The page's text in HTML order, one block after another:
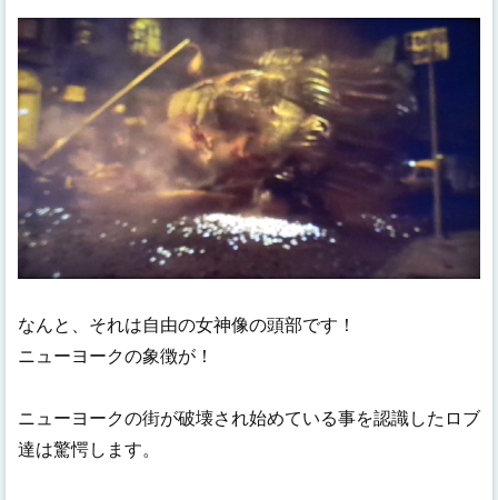
なんと、それは自由の女神像の頭部です！
ニューヨークの象徴が！
ニューヨークの街が破壊され始めている事を認識したロブ
達は驚愕します。